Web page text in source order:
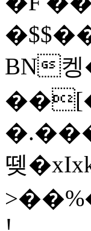
BN
뗒